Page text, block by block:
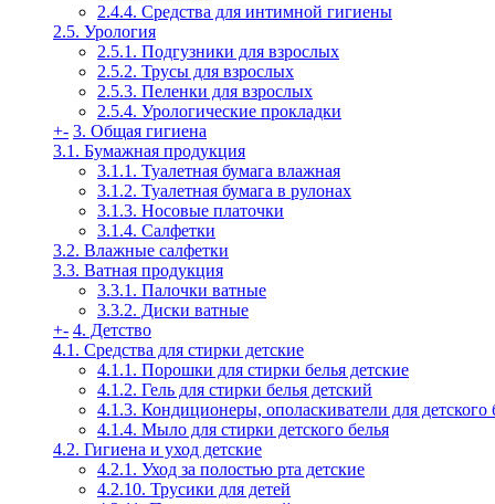
2.4.4. Средства для интимной гигиены
2.5. Урология
2.5.1. Подгузники для взрослых
2.5.2. Трусы для взрослых
2.5.3. Пеленки для взрослых
2.5.4. Урологические прокладки
+- 3. Общая гигиена
3.1. Бумажная продукция
3.1.1. Туалетная бумага влажная
3.1.2. Туалетная бумага в рулонах
3.1.3. Носовые платочки
3.1.4. Салфетки
3.2. Влажные салфетки
3.3. Ватная продукция
3.3.1. Палочки ватные
3.3.2. Диски ватные
+- 4. Детство
4.1. Средства для стирки детские
4.1.1. Порошки для стирки белья детские
4.1.2. Гель для стирки белья детский
4.1.3. Кондиционеры, ополаскиватели для детского
4.1.4. Мыло для стирки детского белья
4.2. Гигиена и уход детские
4.2.1. Уход за полостью рта детские
4.2.10. Трусики для детей